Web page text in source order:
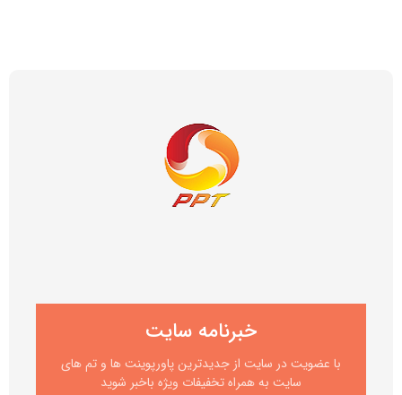
خبرنامه سایت
با عضویت در سایت از جدیدترین پاورپوینت ها و تم های
سایت به همراه تخفیفات ویژه باخبر شوید